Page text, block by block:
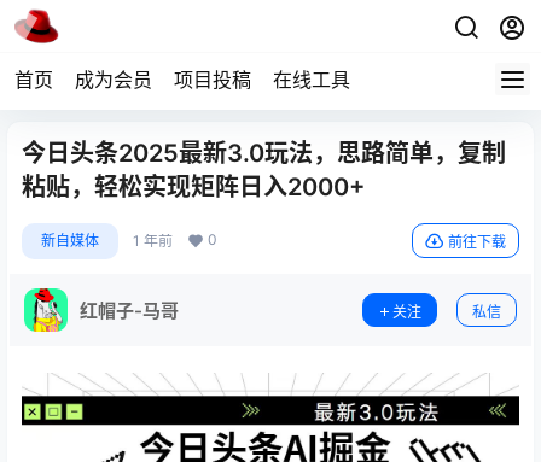
首页 成为会员 项目投稿 在线工具
今日头条2025最新3.0玩法，思路简单，复制
粘贴，轻松实现矩阵日入2000+
新自媒体 1 年前 0 前往下载
红帽子-马哥 关注 私信